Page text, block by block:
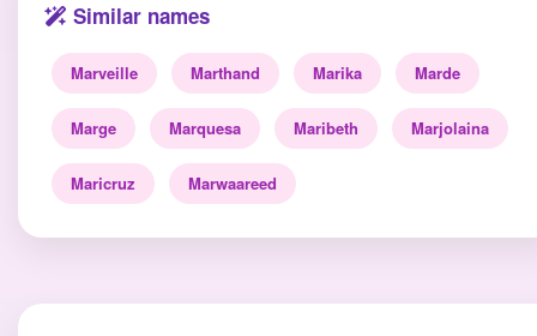
Similar names
Marveille Marthand Marika Marde
Marge Marquesa Maribeth Marjolaina
Maricruz Marwaareed